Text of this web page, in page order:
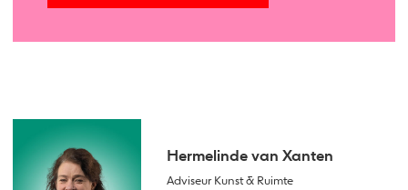
Hermelinde van Xanten
Adviseur Kunst & Ruimte